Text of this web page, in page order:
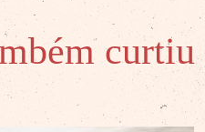
curtiu